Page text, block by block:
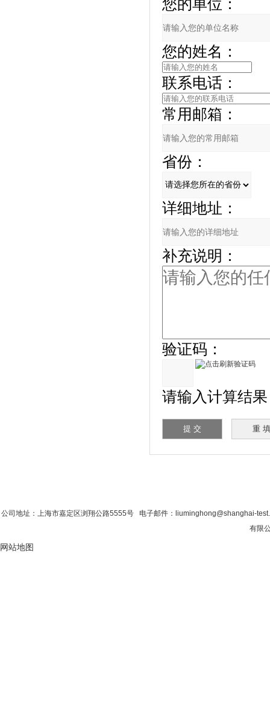
您的单位：
您的姓名：
联系电话：
常用邮箱：
省份：
详细地址：
补充说明：
验证码：
请输入计算结果
公司地址：上海市嘉定区浏翔公路5555号 电子邮件：liuminghong@shanghai-
有限公
网站地图